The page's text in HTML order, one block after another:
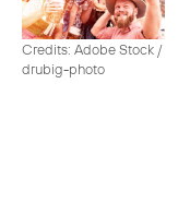
Credits: Adobe Stock /
drubig-photo